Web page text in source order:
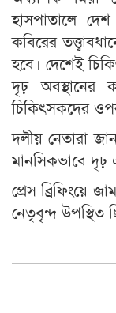
হাসপাতালে দেশ
কবিরের
হবে। দেশেই
দৃঢ় অবস্থানের
চিকিৎসকদের
দলীয় নেতারা
মানসিকভাবে দৃঢ়
প্রেস ব্রিফিংয়ে
নেতৃবৃন্দ উপস্থিত